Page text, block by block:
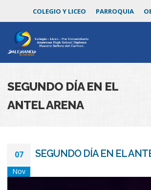
COLEGIO Y LICEO PARROQUIA
SEGUNDO DÍA EN EL
ANTEL ARENA
07
Nov
SEGUNDO DÍA EN EL